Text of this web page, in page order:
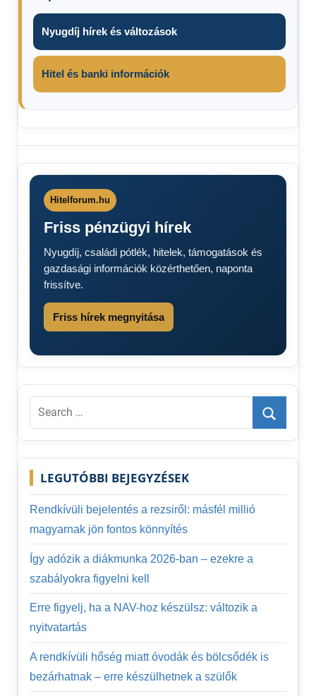
Nyugdíj hírek és változások
Hitel és banki információk
friss
húsvéti
támogatás
Magyar
rászorulók
Hitelforum.hu
Friss pénzügyi hírek
Nyugdíj, családi pótlék, hitelek, támogatások és
gazdasági információk közérthetően, naponta
frissítve.
Friss hírek megnyitása
Search
Search
LEGUTÓBBI BEJEGYZÉSEK
Rendkívüli bejelentés a rezsiről: másfél millió
magyarnak jön fontos könnyítés
Így adózik a diákmunka 2026-ban – ezekre a
szabályokra figyelni kell
Erre figyelj, ha a NAV-hoz készülsz: változik a
nyitvatartás
A rendkívüli hőség miatt óvodák és bölcsődék is
bezárhatnak – erre készülhetnek a szülők